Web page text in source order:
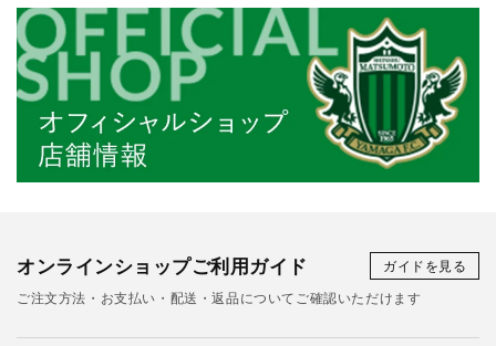
オンラインショップご利用ガイド
ガイドを見る
ご注文方法・お支払い・配送・返品についてご確認いただけます